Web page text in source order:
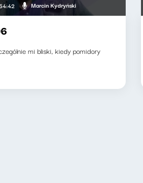
Marcin Kydryński
mi bliski, kiedy pomidory